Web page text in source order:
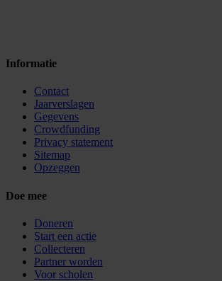
Informatie
Contact
Jaarverslagen
Gegevens
Crowdfunding
Privacy statement
Sitemap
Opzeggen
Doe mee
Doneren
Start een actie
Collecteren
Partner worden
Voor scholen